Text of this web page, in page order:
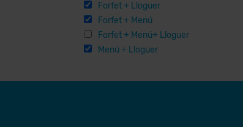
Forfet + Lloguer
Forfet + Menú
Forfet + Menú+ Lloguer
Menú + Lloguer